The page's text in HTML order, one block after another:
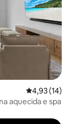
4,93 de uma
4,93 (14)
aquecida e spa